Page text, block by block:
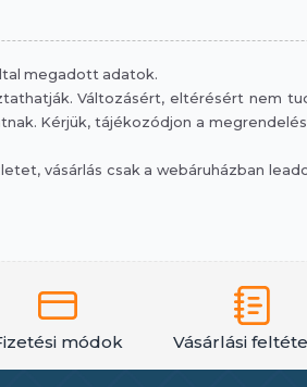
megadott adatok.
Változásért, eltérésért nem
Kérjük, tájékozódjon a
vásárlás csak a webáruházban
módok Vásárlási